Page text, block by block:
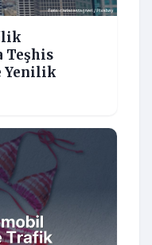
Teşhis
Yenilik